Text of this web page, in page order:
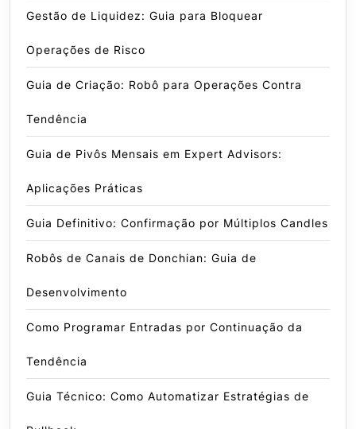
Gestão de Liquidez: Guia para Bloquear
Operações de Risco
Guia de Criação: Robô para Operações Contra
Tendência
Guia de Pivôs Mensais em Expert Advisors:
Aplicações Práticas
Guia Definitivo: Confirmação por Múltiplos Candles
Robôs de Canais de Donchian: Guia de
Desenvolvimento
Como Programar Entradas por Continuação da
Tendência
Guia Técnico: Como Automatizar Estratégias de